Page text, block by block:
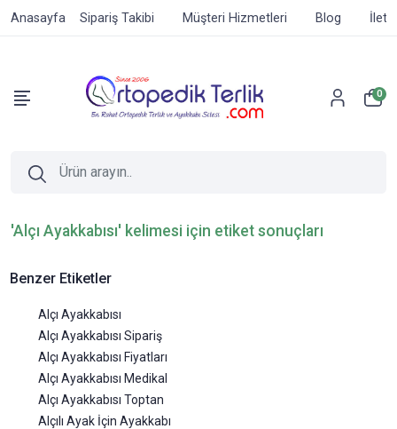
Anasayfa Sipariş Takibi Müşteri Hizmetleri Blog
0
'Alçı Ayakkabısı' kelimesi için etiket sonuçları
Benzer Etiketler
Alçı Ayakkabısı
Alçı Ayakkabısı Sipariş
Alçı Ayakkabısı Fiyatları
Alçı Ayakkabısı Medikal
Alçı Ayakkabısı Toptan
Alçılı Ayak İçin Ayakkabı